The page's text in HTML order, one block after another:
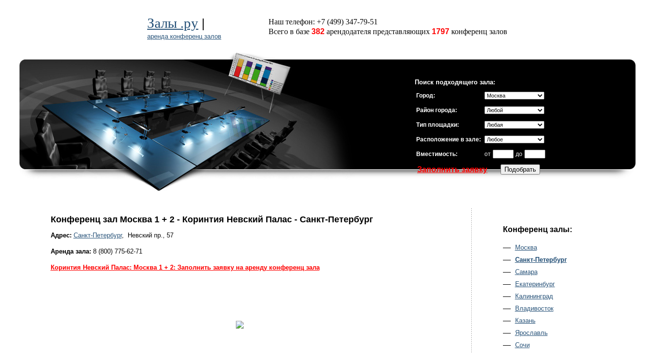
Залы .ру |
аренда конференц залов
Наш телефон: +7 (499) 347-79-51
Всего в базе 382 арендодателя представляющих 1797 конференц залов
Поиск подходящего зала:
Город:
Район города:
Тип площадки:
Расположение в зале:
Вместимость: от до
Заполнить заявку
Конференц зал Москва 1 + 2 - Коринтия Невский Палас - Санкт-Петербург
Адрес: Санкт-Петербург, Невский пр., 57
Аренда зала: 8 (800) 775-62-71
Коринтия Невский Палас: Москва 1 + 2: Заполнить заявку на аренду конференц зала
Конференц залы:
Москва
Санкт-Петербург
Самара
Екатеринбург
Калининград
Владивосток
Казань
Ярославль
Сочи